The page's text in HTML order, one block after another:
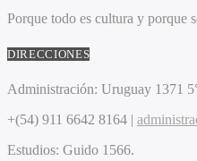
Porque todo es cultura y porque
DIRECCIONES
Administración: Uruguay 1371
+(54) 911 6642 8164 |
Estudios: Guido 1566.